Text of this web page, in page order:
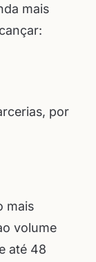
mais
por
mais
volume
até 48